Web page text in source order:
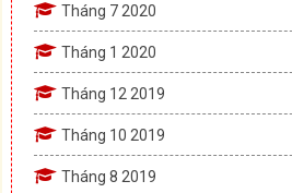
Tháng 7 2020
Tháng 1 2020
Tháng 12 2019
Tháng 10 2019
Tháng 8 2019